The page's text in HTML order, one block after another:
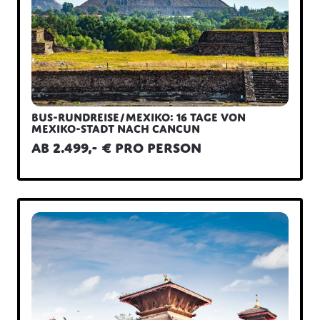
Bus-Rundreise/Mexiko: 16 Tage von
Mexiko-Stadt nach Cancun
ab 2.499,- € pro Person